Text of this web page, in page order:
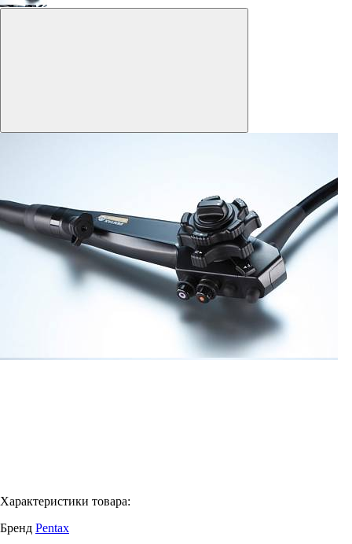
Характеристики товара:
Бренд Pentax